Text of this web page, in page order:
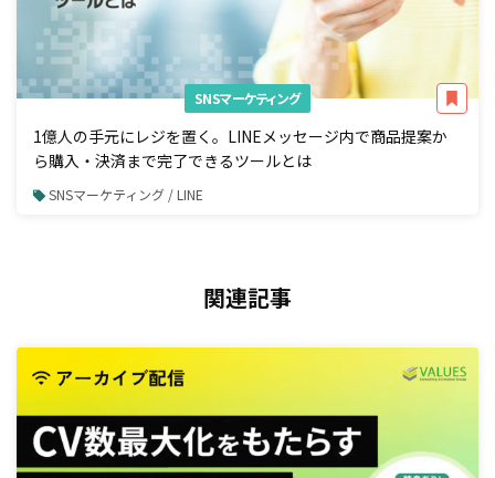
SNSマーケティング
1億人の手元にレジを置く。LINEメッセージ内で商品提案か
ら購入・決済まで完了できるツールとは
SNSマーケティング / LINE
関連記事